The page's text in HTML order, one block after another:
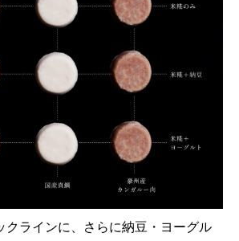
クラインに、さらに納豆・ヨーグル